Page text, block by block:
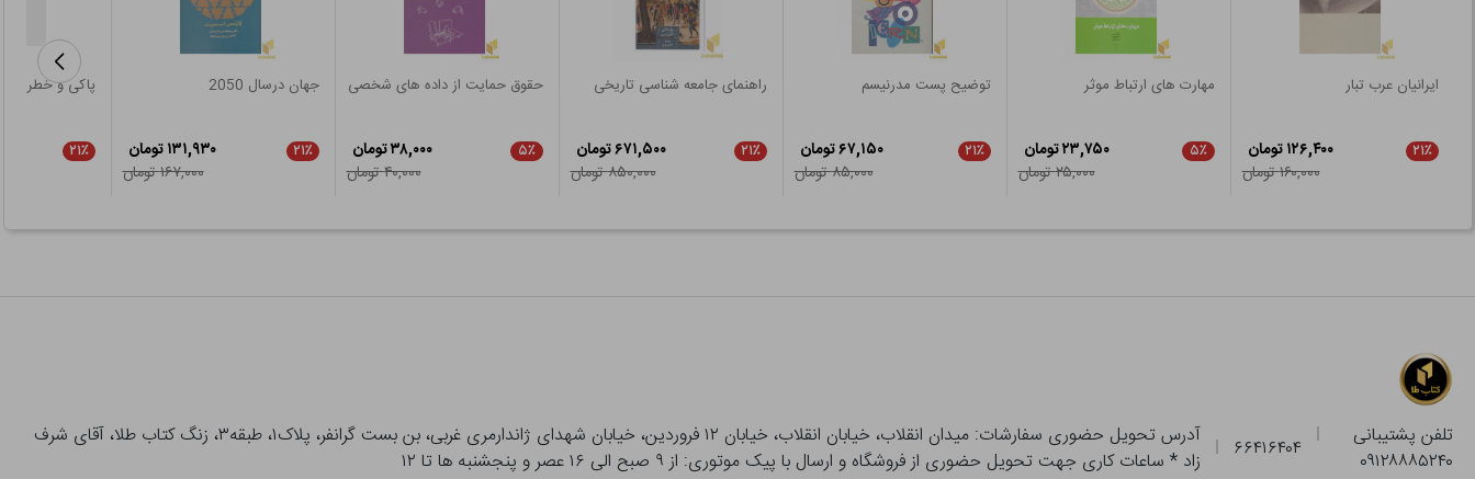
ایرانیان عرب تبار
۲۱٪
۱۲۶,۴۰۰ تومان
۱۶۰,۰۰۰ تومان
مهارت های ارتباط موثر
۵٪
۲۳,۷۵۰ تومان
۲۵,۰۰۰ تومان
توضیح پست مدرنیسم
۲۱٪
۶۷,۱۵۰ تومان
۸۵,۰۰۰ تومان
راهنمای جامعه شناسی تاریخی
۲۱٪
۶۷۱,۵۰۰ تومان
۸۵۰,۰۰۰ تومان
حقوق حمایت از داده های شخصی
۵٪
۳۸,۰۰۰ تومان
۴۰,۰۰۰ تومان
جهان درسال 2050
۲۱٪
۱۳۱,۹۳۰ تومان
۱۶۷,۰۰۰ تومان
پاکی و خطر
۲۱٪
تلفن پشتیبانی
۰۹۱۲۸۸۸۵۲۴۰
۶۶۴۱۶۴۰۴
آدرس تحویل حضوری سفارشات: میدان انقلاب، خیابان انقلاب، خیابان ۱۲ فروردین، خیابان شهدای ژاندارمری غربی، بن بست گرانفر، پلاک۱، طبقه۳، زنگ کتاب طلا، آقای شرف
زاد * ساعات کاری جهت تحویل حضوری از فروشگاه و ارسال با پیک موتوری: از ۹ صبح الی ۱۶ عصر و پنجشنبه ها تا ۱۲
بصورت حضوری از آدرس تحویل حضوری سفارش خود را بدون هیچ هزینه ای تحویل بگیرید.